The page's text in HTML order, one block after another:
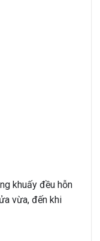
khuấy đều hỗn
vừa, đến khi